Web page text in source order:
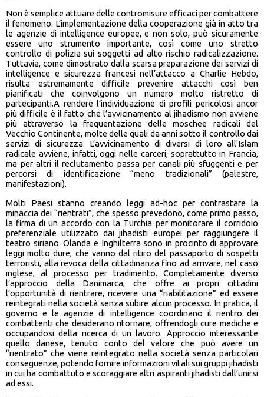
Non è semplice attuare delle contromisure efficaci per combattere
il fenomeno. L’implementazione della cooperazione già in atto tra
le agenzie di intelligence europee, e non solo, può sicuramente
essere uno strumento importante, così come uno stretto
controllo di polizia sui soggetti ad alto rischio radicalizzazione.
Tuttavia, come dimostrato dalla scarsa preparazione dei servizi di
intelligence e sicurezza francesi nell’attacco a Charlie Hebdo,
risulta estremamente difficile prevenire attacchi così ben
pianificati che coinvolgono un numero molto ristretto di
partecipanti.A rendere l’individuazione di profili pericolosi ancor
più difficile è il fatto che l’avvicinamento al jihadismo non avviene
più attraverso la frequentazione delle moschee radicali del
Vecchio Continente, molte delle quali da anni sotto il controllo dai
servizi di sicurezza. L’avvicinamento di diversi di loro all'Islam
radicale avviene, infatti, oggi nelle carceri, soprattutto in Francia,
ma per altri il reclutamento passa per canali più sfuggenti e per
percorsi di identificazione “meno tradizionali” (palestre,
manifestazioni).
Molti Paesi stanno creando leggi ad-hoc per contrastare la
minaccia dei “rientrati”, che spesso prevedono, come primo passo,
la firma di un accordo con la Turchia per monitorare il corridoio
preferenziale utilizzato dai jihadisti europei per raggiungere il
teatro siriano. Olanda e Inghilterra sono in procinto di approvare
leggi molto dure, che vanno dal ritiro del passaporto di sospetti
terroristi, alla revoca della cittadinanza fino ad arrivare, nel caso
inglese, al processo per tradimento. Completamente diverso
l’approccio della Danimarca, che offre ai propri cittadini
l’opportunità di rientrare, ricevere una “riabilitazione” ed essere
reintegrati nella società senza subire alcun processo. In pratica, il
governo e le agenzie di intelligence coordinano il rientro dei
combattenti che desiderano ritornare, offrendogli cure mediche e
occupandosi della ricerca di un lavoro. Approccio interessante
quello danese, tenuto conto del valore che può avere un
“rientrato” che viene reintegrato nella società senza particolari
conseguenze, potendo fornire informazioni vitali sui gruppi jihadisti
in cui ha combattuto e scoraggiare altri aspiranti jihadisti dall’unirsi
ad essi.